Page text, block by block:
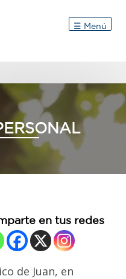
☰ Menú
en tus redes
de Juan, en